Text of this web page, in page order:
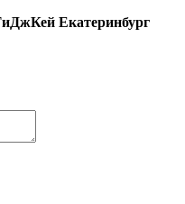
Екатеринбург